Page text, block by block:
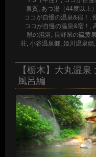
泉質, あつ湯（44度以上）
ココが自慢の温泉&宿！,
ココが自慢の温泉&宿！,
県の混浴, 長野県の硫黄泉
荘, 小谷温泉郷, 姫川温泉郷,
【栃木】大丸温
風呂編